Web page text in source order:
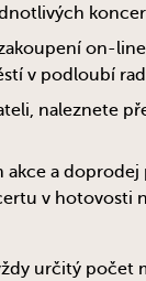
on-
v podloubí
naleznete
a
v hotovosti
určitý počet